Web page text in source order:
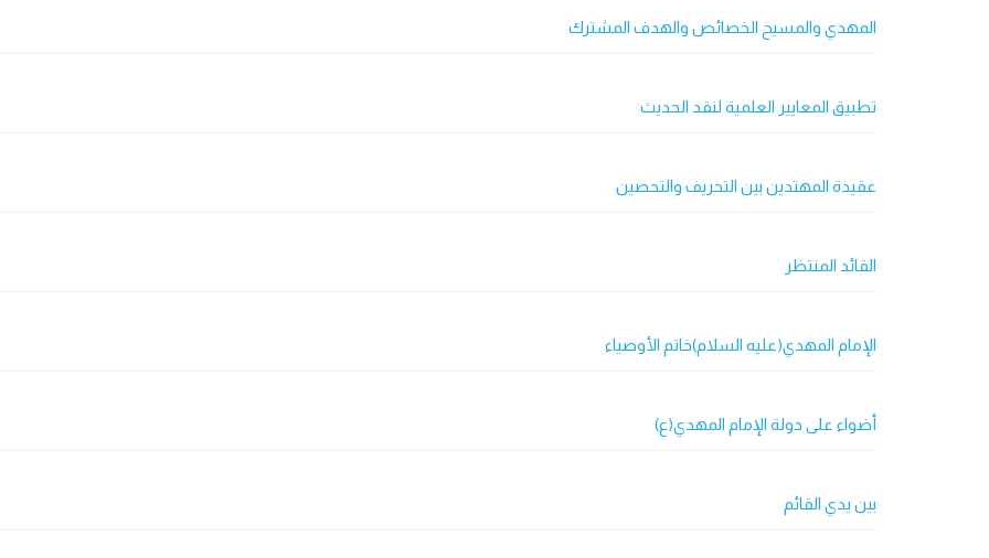
المهدي والمسيح الخصائص والهدف المشترك
تطبيق المعايير العلمية لنقد الحديث
عقيدة المهتدين بين التحريف والتحصين
القائد المنتظر
الإمام المهدي(عليه السلام)خاتم الأوصياء
أضواء على دولة الإمام المهدي(ع)
بين يدي القائم